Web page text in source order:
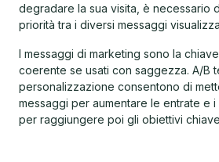
degradare la sua visita, è necessario
priorità tra i diversi messaggi
I messaggi di marketing sono la
coerente se usati con saggezza. A/B
personalizzazione consentono di
messaggi per aumentare le entrate e i
per raggiungere poi gli obiettivi